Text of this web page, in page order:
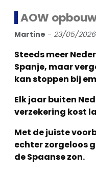
AOW
Martine - 23/05/2026
Steeds meer
Spanje, maar
kan stoppen bij
Elk jaar buiten
verzekering kost
Met de juiste
echter zorgeloos
de Spaanse zon.